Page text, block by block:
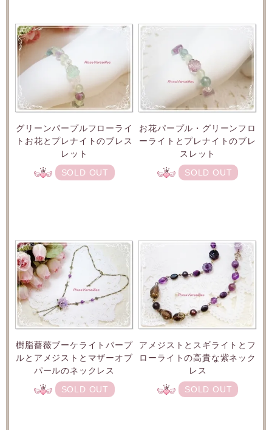
グリーンパープルフローライ
トお花とプレナイトのブレス
レット
SOLD OUT
お花パープル・グリーンフロ
ーライトとプレナイトのブレ
スレット
SOLD OUT
樹脂薔薇ブーケライトパープ
ルとアメジストとマザーオブ
パールのネックレス
SOLD OUT
アメジストとスギライトとフ
ローライトの高貴な紫ネック
レス
SOLD OUT